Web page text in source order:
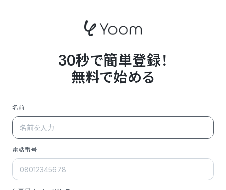
30秒で簡単登録！
無料で始める
名前
電話番号